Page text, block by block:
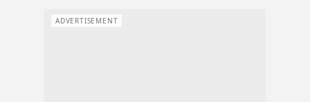
ADVERTISEMENT